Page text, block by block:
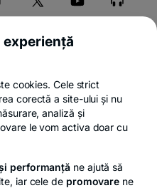
cookies. Cele strict
corectă a site-ului și nu
analiză și
le vom activa doar cu
performanță ne ajută să
iar cele de promovare ne